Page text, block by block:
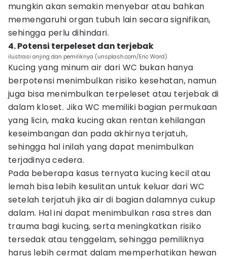
mungkin akan semakin menyebar atau bahkan
memengaruhi organ tubuh lain secara signifikan,
sehingga perlu dihindari.
4. Potensi terpeleset dan terjebak
ilustrasi anjing dan pemiliknya (unsplash.com/Eric Ward)
Kucing yang minum air dari WC bukan hanya
berpotensi menimbulkan risiko kesehatan, namun
juga bisa menimbulkan terpeleset atau terjebak di
dalam kloset. Jika WC memiliki bagian permukaan
yang licin, maka kucing akan rentan kehilangan
keseimbangan dan pada akhirnya terjatuh,
sehingga hal inilah yang dapat menimbulkan
terjadinya cedera.
Pada beberapa kasus ternyata kucing kecil atau
lemah bisa lebih kesulitan untuk keluar dari WC
setelah terjatuh jika air di bagian dalamnya cukup
dalam. Hal ini dapat menimbulkan rasa stres dan
trauma bagi kucing, serta meningkatkan risiko
tersedak atau tenggelam, sehingga pemiliknya
harus lebih cermat dalam memperhatikan hewan